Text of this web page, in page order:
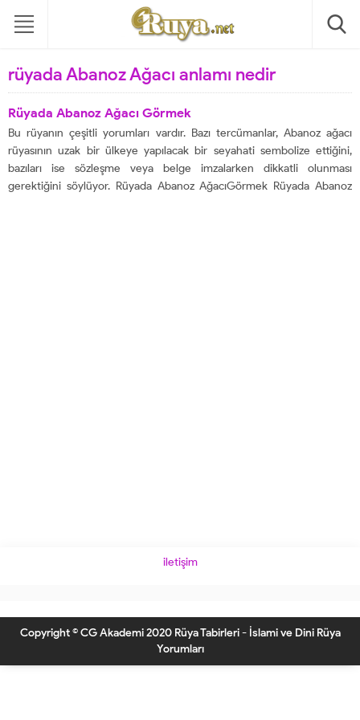
rüyada Abanoz Ağacı anlamı nedir
Rüyada Abanoz Ağacı Görmek
Bu rüyanın çeşitli yorumları vardır. Bazı tercümanlar, Abanoz ağacı
rüyasının uzak bir ülkeye yapılacak bir seyahati sembolize ettiğini,
bazıları ise sözleşme veya belge imzalarken dikkatli olunması
gerektiğini söylüyor. Rüyada Abanoz AğacıGörmek Rüyada Abanoz
iletişim
Copyright © CG Akademi 2020 Rüya Tabirleri - İslami ve Dini Rüya
Yorumları